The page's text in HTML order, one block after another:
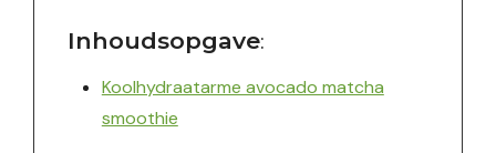
Inhoudsopgave:
Koolhydraatarme avocado matcha
smoothie